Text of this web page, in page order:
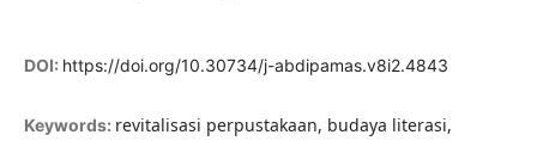
DOI: https://doi.org/10.30734/j-abdipamas.v8i2.4843
Keywords: revitalisasi perpustakaan, budaya literasi,